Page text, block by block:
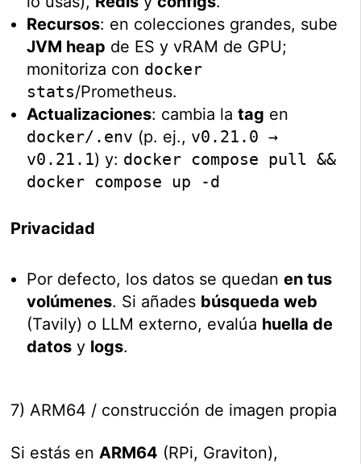
Recursos: en colecciones grandes, sube
JVM heap de ES y vRAM de GPU;
monitoriza con docker
stats/Prometheus.
Actualizaciones: cambia latag en
docker/.env (p. ej., v0.21.0 →
v0.21.1) y: docker compose pull &&
docker compose up -d
Privacidad
Por defecto, los datos se quedanen tus
volúmenes. Si añades búsqueda web
(Tavily) o LLM externo, evalúa huella de
datos y logs.
7) ARM64 / construcción de imagen propia
Si estás enARM64 (RPi, Graviton),